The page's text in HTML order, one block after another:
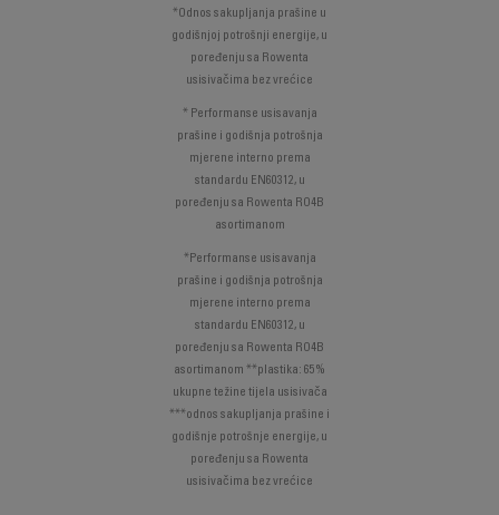
*Odnos sakupljanja prašine u
godišnjoj potrošnji energije, u
poređenju sa Rowenta
usisivačima bez vrećice
* Performanse usisavanja
prašine i godišnja potrošnja
mjerene interno prema
standardu EN60312, u
poređenju sa Rowenta RO4B
asortimanom
*Performanse usisavanja
prašine i godišnja potrošnja
mjerene interno prema
standardu EN60312, u
poređenju sa Rowenta RO4B
asortimanom **plastika: 65%
ukupne težine tijela usisivača
***odnos sakupljanja prašine i
godišnje potrošnje energije, u
poređenju sa Rowenta
usisivačima bez vrećice